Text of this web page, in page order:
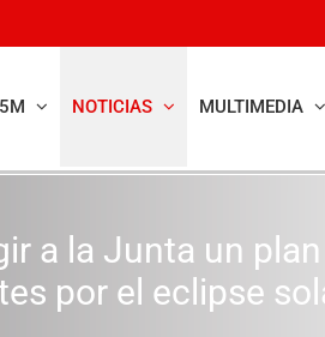
NOTICIAS MULTIMEDIA
a la Junta un plan
por el eclipse